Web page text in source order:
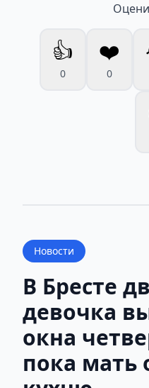
👍
0
❤️
0
Новости
В Бресте
девочка
окна
пока мать